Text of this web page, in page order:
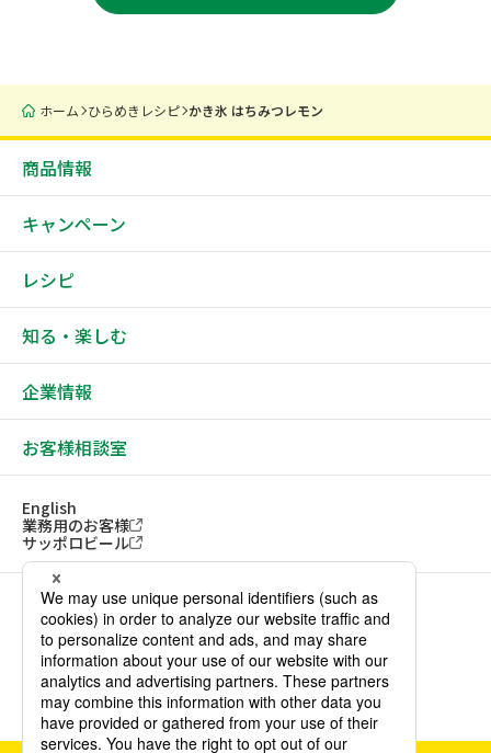
ホーム ひらめきレシピ かき氷 はちみつレモン
商品情報
キャンペーン
レシピ
知る・楽しむ
企業情報
お客様相談室
English
業務用のお客様
サッポロビール
ソーシャルメディアアカウント一覧